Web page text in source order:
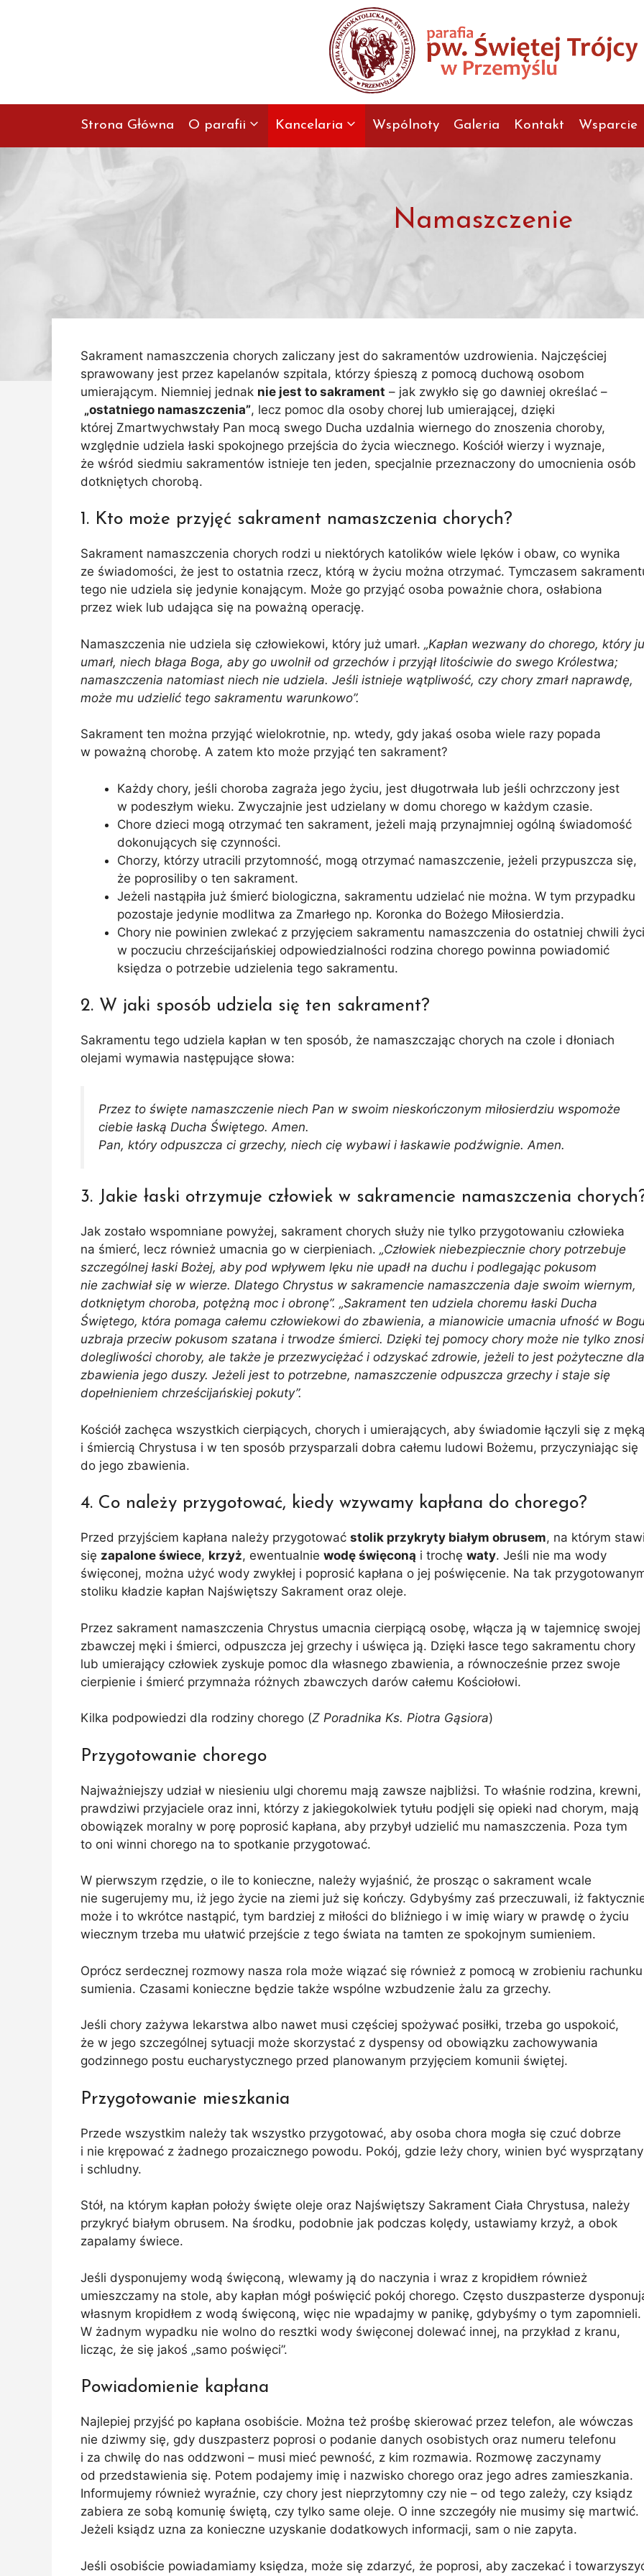
Strona Główna O parafii Kancelaria Wspólnoty Galeria Kontakt Wsparcie
Namaszczenie
Sakrament namaszczenia chorych zaliczany jest do sakramentów uzdrowienia. Najczęściej
sprawowany jest przez kapelanów szpitala, którzy śpieszą z pomocą duchową osobom
umierającym. Niemniej jednak nie jest to sakrament – jak zwykło się go dawniej określać –
„ostatniego namaszczenia”, lecz pomoc dla osoby chorej lub umierającej, dzięki
której Zmartwychwstały Pan mocą swego Ducha uzdalnia wiernego do znoszenia choroby,
względnie udziela łaski spokojnego przejścia do życia wiecznego. Kościół wierzy i wyznaje,
że wśród siedmiu sakramentów istnieje ten jeden, specjalnie przeznaczony do umocnienia osób
dotkniętych chorobą.
1. Kto może przyjęć sakrament namaszczenia chorych?
Sakrament namaszczenia chorych rodzi u niektórych katolików wiele lęków i obaw, co wynika
ze świadomości, że jest to ostatnia rzecz, którą w życiu można otrzymać. Tymczasem
tego nie udziela się jedynie konającym. Może go przyjąć osoba poważnie chora, osłabiona
przez wiek lub udająca się na poważną operację.
Namaszczenia nie udziela się człowiekowi, który już umarł. „Kapłan wezwany do chorego, który
umarł, niech błaga Boga, aby go uwolnił od grzechów i przyjął litościwie do swego Królestwa;
namaszczenia natomiast niech nie udziela. Jeśli istnieje wątpliwość, czy chory zmarł naprawdę,
może mu udzielić tego sakramentu warunkowo”.
Sakrament ten można przyjąć wielokrotnie, np. wtedy, gdy jakaś osoba wiele razy popada
w poważną chorobę. A zatem kto może przyjąć ten sakrament?
Każdy chory, jeśli choroba zagraża jego życiu, jest długotrwała lub jeśli ochrzczony jest
w podeszłym wieku. Zwyczajnie jest udzielany w domu chorego w każdym czasie.
Chore dzieci mogą otrzymać ten sakrament, jeżeli mają przynajmniej ogólną świadomość
dokonujących się czynności.
Chorzy, którzy utracili przytomność, mogą otrzymać namaszczenie, jeżeli przypuszcza się,
że poprosiliby o ten sakrament.
Jeżeli nastąpiła już śmierć biologiczna, sakramentu udzielać nie można. W tym przypadku
pozostaje jedynie modlitwa za Zmarłego np. Koronka do Bożego Miłosierdzia.
Chory nie powinien zwlekać z przyjęciem sakramentu namaszczenia do ostatniej chwili
w poczuciu chrześcijańskiej odpowiedzialności rodzina chorego powinna powiadomić
księdza o potrzebie udzielenia tego sakramentu.
2. W jaki sposób udziela się ten sakrament?
Sakramentu tego udziela kapłan w ten sposób, że namaszczając chorych na czole i dłoniach
olejami wymawia następujące słowa:
Przez to święte namaszczenie niech Pan w swoim nieskończonym miłosierdziu wspomoże
ciebie łaską Ducha Świętego. Amen.
Pan, który odpuszcza ci grzechy, niech cię wybawi i łaskawie podźwignie. Amen.
3. Jakie łaski otrzymuje człowiek w sakramencie namaszczenia
Jak zostało wspomniane powyżej, sakrament chorych służy nie tylko przygotowaniu człowieka
na śmierć, lecz również umacnia go w cierpieniach. „Człowiek niebezpiecznie chory potrzebuje
szczególnej łaski Bożej, aby pod wpływem lęku nie upadł na duchu i podlegając pokusom
nie zachwiał się w wierze. Dlatego Chrystus w sakramencie namaszczenia daje swoim wiernym,
dotkniętym choroba, potężną moc i obronę”. „Sakrament ten udziela choremu łaski Ducha
Świętego, która pomaga całemu człowiekowi do zbawienia, a mianowicie umacnia ufność w
uzbraja przeciw pokusom szatana i trwodze śmierci. Dzięki tej pomocy chory może nie tylko
dolegliwości choroby, ale także je przezwyciężać i odzyskać zdrowie, jeżeli to jest pożyteczne dla
zbawienia jego duszy. Jeżeli jest to potrzebne, namaszczenie odpuszcza grzechy i staje się
dopełnieniem chrześcijańskiej pokuty”.
Kościół zachęca wszystkich cierpiących, chorych i umierających, aby świadomie łączyli się z
i śmiercią Chrystusa i w ten sposób przysparzali dobra całemu ludowi Bożemu, przyczyniając się
do jego zbawienia.
4. Co należy przygotować, kiedy wzywamy kapłana do chorego?
Przed przyjściem kapłana należy przygotować stolik przykryty białym obrusem, na którym
się zapalone świece, krzyż, ewentualnie wodę święconą i trochę waty. Jeśli nie ma wody
święconej, można użyć wody zwykłej i poprosić kapłana o jej poświęcenie. Na tak
stoliku kładzie kapłan Najświętszy Sakrament oraz oleje.
Przez sakrament namaszczenia Chrystus umacnia cierpiącą osobę, włącza ją w tajemnicę swojej
zbawczej męki i śmierci, odpuszcza jej grzechy i uświęca ją. Dzięki łasce tego sakramentu chory
lub umierający człowiek zyskuje pomoc dla własnego zbawienia, a równocześnie przez swoje
cierpienie i śmierć przymnaża różnych zbawczych darów całemu Kościołowi.
Kilka podpowiedzi dla rodziny chorego (Z Poradnika Ks. Piotra Gąsiora)
Przygotowanie chorego
Najważniejszy udział w niesieniu ulgi choremu mają zawsze najbliżsi. To właśnie rodzina, krewni,
prawdziwi przyjaciele oraz inni, którzy z jakiegokolwiek tytułu podjęli się opieki nad chorym, mają
obowiązek moralny w porę poprosić kapłana, aby przybył udzielić mu namaszczenia. Poza tym
to oni winni chorego na to spotkanie przygotować.
W pierwszym rzędzie, o ile to konieczne, należy wyjaśnić, że prosząc o sakrament wcale
nie sugerujemy mu, iż jego życie na ziemi już się kończy. Gdybyśmy zaś przeczuwali, iż
może i to wkrótce nastąpić, tym bardziej z miłości do bliźniego i w imię wiary w prawdę o życiu
wiecznym trzeba mu ułatwić przejście z tego świata na tamten ze spokojnym sumieniem.
Oprócz serdecznej rozmowy nasza rola może wiązać się również z pomocą w zrobieniu rachunku
sumienia. Czasami konieczne będzie także wspólne wzbudzenie żalu za grzechy.
Jeśli chory zażywa lekarstwa albo nawet musi częściej spożywać posiłki, trzeba go uspokoić,
że w jego szczególnej sytuacji może skorzystać z dyspensy od obowiązku zachowywania
godzinnego postu eucharystycznego przed planowanym przyjęciem komunii świętej.
Przygotowanie mieszkania
Przede wszystkim należy tak wszystko przygotować, aby osoba chora mogła się czuć dobrze
i nie krępować z żadnego prozaicznego powodu. Pokój, gdzie leży chory, winien być wysprzątany
i schludny.
Stół, na którym kapłan położy święte oleje oraz Najświętszy Sakrament Ciała Chrystusa, należy
przykryć białym obrusem. Na środku, podobnie jak podczas kolędy, ustawiamy krzyż, a obok
zapalamy świece.
Jeśli dysponujemy wodą święconą, wlewamy ją do naczynia i wraz z kropidłem również
umieszczamy na stole, aby kapłan mógł poświęcić pokój chorego. Często duszpasterze
własnym kropidłem z wodą święconą, więc nie wpadajmy w panikę, gdybyśmy o tym zapomnieli.
W żadnym wypadku nie wolno do resztki wody święconej dolewać innej, na przykład z kranu,
licząc, że się jakoś „samo poświęci”.
Powiadomienie kapłana
Najlepiej przyjść po kapłana osobiście. Można też prośbę skierować przez telefon, ale wówczas
nie dziwmy się, gdy duszpasterz poprosi o podanie danych osobistych oraz numeru telefonu
i za chwilę do nas oddzwoni – musi mieć pewność, z kim rozmawia. Rozmowę zaczynamy
od przedstawienia się. Potem podajemy imię i nazwisko chorego oraz jego adres zamieszkania.
Informujemy również wyraźnie, czy chory jest nieprzytomny czy nie – od tego zależy, czy ksiądz
zabiera ze sobą komunię świętą, czy tylko same oleje. O inne szczegóły nie musimy się martwić.
Jeżeli ksiądz uzna za konieczne uzyskanie dodatkowych informacji, sam o nie zapyta.
Jeśli osobiście powiadamiamy księdza, może się zdarzyć, że poprosi, aby zaczekać i